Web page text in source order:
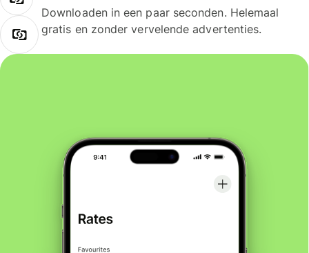
Downloaden in een paar seconden. Helemaal
gratis en zonder vervelende advertenties.